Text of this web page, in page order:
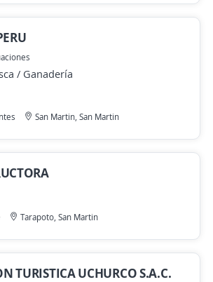
/ Ganadería
San Martin, San Martin
Tarapoto, San Martin
TURISTICA UCHURCO S.A.C.